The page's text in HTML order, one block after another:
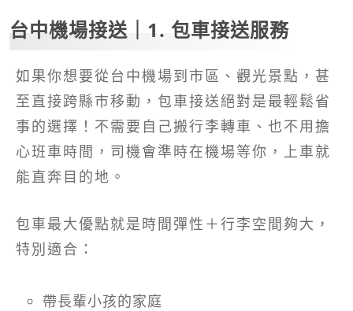
台中機場接送｜1. 包車接送服務
如果你想要從台中機場到市區、觀光景點，甚
至直接跨縣市移動，包車接送絕對是最輕鬆省
事的選擇！不需要自己搬行李轉車、也不用擔
心班車時間，司機會準時在機場等你，上車就
能直奔目的地。
包車最大優點就是時間彈性＋行李空間夠大，
特別適合：
帶長輩小孩的家庭